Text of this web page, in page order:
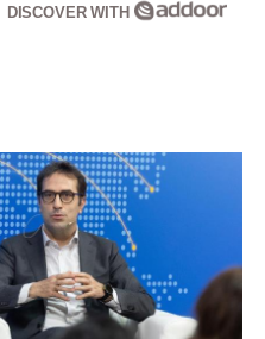
DISCOVER WITH